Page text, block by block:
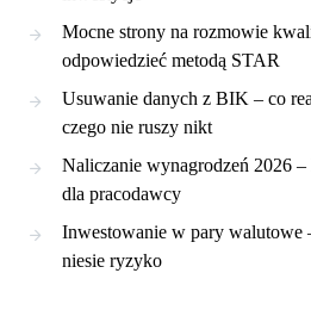
Mocne strony na rozmowie
odpowiedzieć metodą STAR
Usuwanie danych z BIK – co
czego nie ruszy nikt
Naliczanie wynagrodzeń 2026
dla pracodawcy
Inwestowanie w pary walutowe
niesie ryzyko